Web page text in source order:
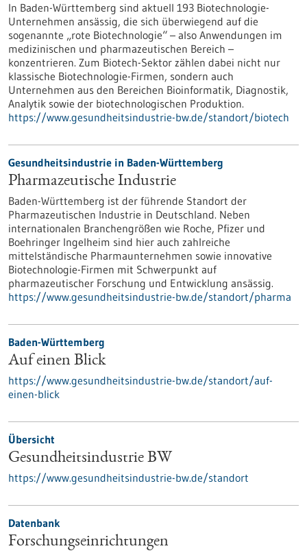
In Baden-Württemberg sind aktuell 193 Biotechnologie-
Unternehmen ansässig, die sich überwiegend auf die
sogenannte „rote Biotechnologie“ – also Anwendungen im
medizinischen und pharmazeutischen Bereich –
konzentrieren. Zum Biotech-Sektor zählen dabei nicht nur
klassische Biotechnologie-Firmen, sondern auch
Unternehmen aus den Bereichen Bioinformatik, Diagnostik,
Analytik sowie der biotechnologischen Produktion.
https://www.gesundheitsindustrie-bw.de/standort/biotech
Gesundheitsindustrie in Baden-Württemberg
Pharmazeutische Industrie
Baden-Württemberg ist der führende Standort der
Pharmazeutischen Industrie in Deutschland. Neben
internationalen Branchengrößen wie Roche, Pfizer und
Boehringer Ingelheim sind hier auch zahlreiche
mittelständische Pharmaunternehmen sowie innovative
Biotechnologie-Firmen mit Schwerpunkt auf
pharmazeutischer Forschung und Entwicklung ansässig.
https://www.gesundheitsindustrie-bw.de/standort/pharma
Baden-Württemberg
Auf einen Blick
https://www.gesundheitsindustrie-bw.de/standort/auf-
einen-blick
Übersicht
Gesundheitsindustrie BW
https://www.gesundheitsindustrie-bw.de/standort
Datenbank
Forschungseinrichtungen